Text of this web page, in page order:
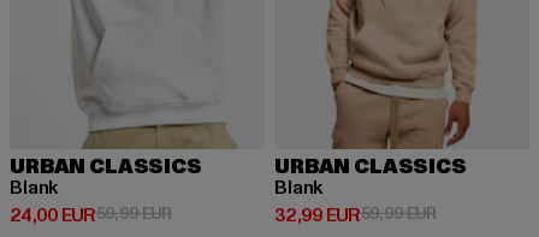
URBAN CLASSICS
Blank
24,00 EUR
Derzeitiger Preis: 24,00 EUR
59,99 EURAktionspreis: 59,99 EUR
URBAN CLASSICS
Blank
32,99 EUR
Derzeitiger Preis: 32,99 EUR
59,99 EURAktionspreis: